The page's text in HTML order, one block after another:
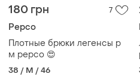
180 грн 7
Pepco
Плотные брюки легенсы р
м pepco 😍
38 / M / 46